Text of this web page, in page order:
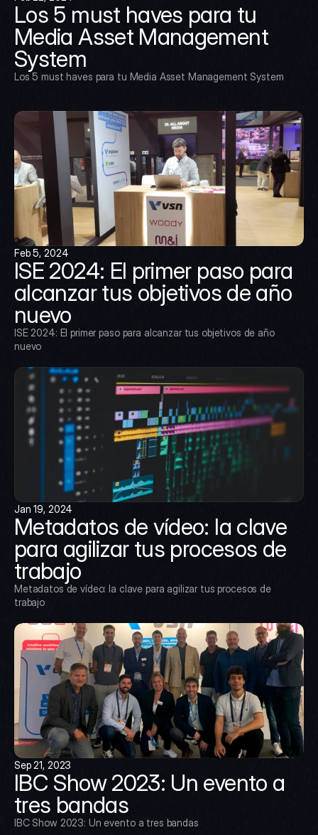
Los 5 must haves para tu
Media Asset Management
System
Los 5 must haves para tu Media Asset Management System
Feb 5, 2024
ISE 2024: El primer paso para
alcanzar tus objetivos de año
nuevo
ISE 2024: El primer paso para alcanzar tus objetivos de año
nuevo
Jan 19, 2024
Metadatos de vídeo: la clave
para agilizar tus procesos de
trabajo
Metadatos de vídeo: la clave para agilizar tus procesos de
trabajo
Sep 21, 2023
IBC Show 2023: Un evento a
tres bandas
IBC Show 2023: Un evento a tres bandas